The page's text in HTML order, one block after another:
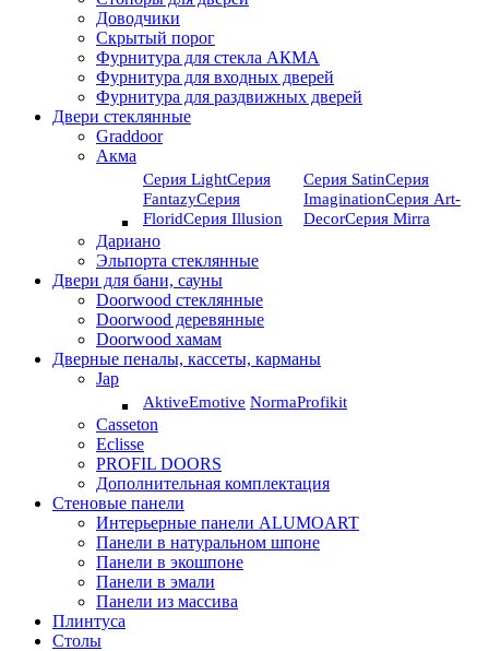
Доводчики
Скрытый порог
Фурнитура для стекла АКМА
Фурнитура для входных дверей
Фурнитура для раздвижных дверей
Двери стеклянные
Graddoor
Акма
Серия LightСерия
FantazyСерия
FloridСерия Illusion
Серия SatinСерия
ImaginationСерия Art-
DeсorСерия Mirra
Дариано
Эльпорта стеклянные
Двери для бани, сауны
Doorwood стеклянные
Doorwood деревянные
Doorwood хамам
Дверные пеналы, кассеты, карманы
Jap
AktiveEmotive NormaProfikit
Casseton
Eclisse
PROFIL DOORS
Дополнительная комплектация
Стеновые панели
Интерьерные панели ALUMOART
Панели в натуральном шпоне
Панели в экошпоне
Панели в эмали
Панели из массива
Плинтуса
Столы